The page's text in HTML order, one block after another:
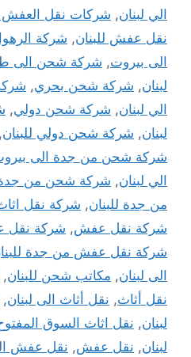
الي لبنان, شركات نقل العفش
نقل عفش للبنان, شركة
الى بيروت, شركة شحن الى
لبنان, شركة شحن بحري,
الي لبنان, شركة شحن دولي,
لبنان, شركة شحن دولي للبنان,
شركة شحن من جدة الى
الي لبنان, شركة شحن من
من جدة للبنان, شركة نقل
شركة نقل عفش, شركة نقل
شركة نقل عفش من جدة
الى لبنان, مكاتب شحن للبنان,
نقل أثاث, نقل أثاث الى لبنان,
لبنان, نقل اثاث السوق
لبنان, نقل عفش, نقل عفش